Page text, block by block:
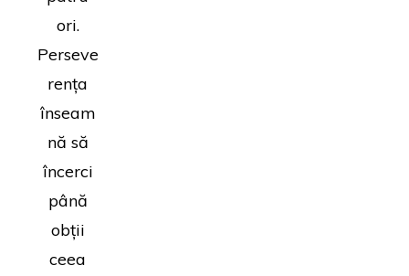
ori.
Perseve
rența
înseam
nă să
încerci
până
obții
ceea